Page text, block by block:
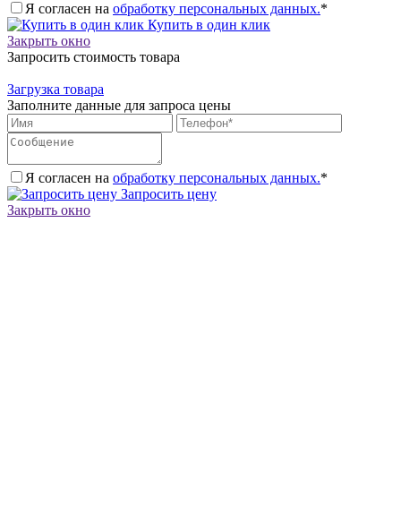
Я согласен на обработку персональных данных.*
Купить в один клик
Закрыть окно
Запросить стоимость товара
Загрузка товара
Заполните данные для запроса цены
Я согласен на обработку персональных данных.*
Запросить цену
Закрыть окно